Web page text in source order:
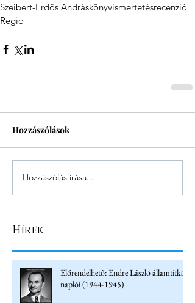
Szeibert-Erdős Andráskönyvismertetésrecenzió
Regio
Hozzászólások
Hozzászólás írása...
Hírek
Előrendelhető: Endre László államtitkár
naplói (1944-1945)